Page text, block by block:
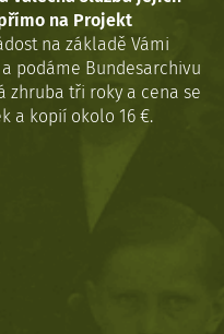
na Projekt
na základě Vámi
podáme Bundesarchivu
zhruba tři roky a cena se
a kopií okolo 16 €.